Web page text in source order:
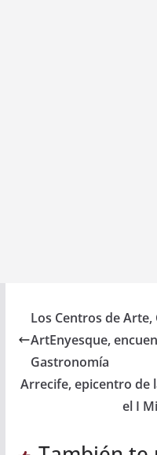
Los Centros de
ArtEnyesque,
Gastronomía
Arrecife, epicentro de
el I